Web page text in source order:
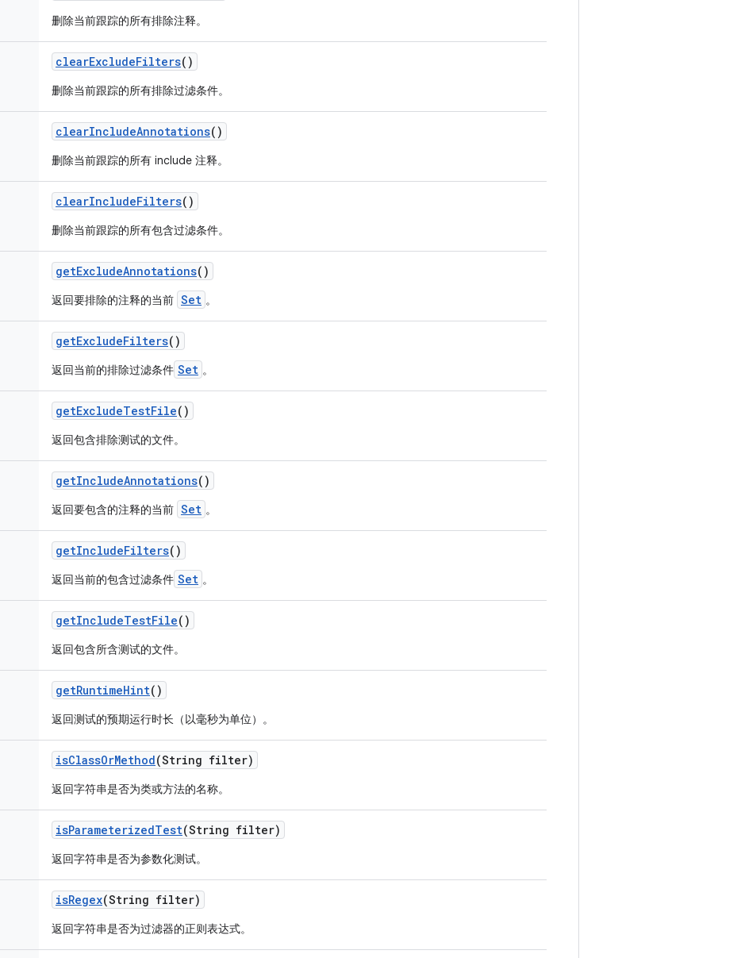
删除当前跟踪的所有排除注释。
clearExcludeFilters()
删除当前跟踪的所有排除过滤条件。
clearIncludeAnnotations()
删除当前跟踪的所有 include 注释。
clearIncludeFilters()
删除当前跟踪的所有包含过滤条件。
getExcludeAnnotations()
返回要排除的注释的当前 Set 。
getExcludeFilters()
返回当前的排除过滤条件 Set 。
getExcludeTestFile()
返回包含排除测试的文件。
getIncludeAnnotations()
返回要包含的注释的当前 Set 。
getIncludeFilters()
返回当前的包含过滤条件 Set 。
getIncludeTestFile()
返回包含所含测试的文件。
getRuntimeHint()
返回测试的预期运行时长（以毫秒为单位）。
isClassOrMethod(String filter)
返回字符串是否为类或方法的名称。
isParameterizedTest(String filter)
返回字符串是否为参数化测试。
isRegex(String filter)
返回字符串是否为过滤器的正则表达式。